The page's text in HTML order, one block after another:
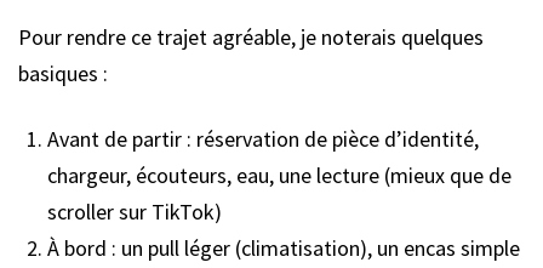
Pour rendre ce trajet agréable, je noterais quelques
basiques :
Avant de partir : réservation de pièce d’identité,
chargeur, écouteurs, eau, une lecture (mieux que de
scroller sur TikTok)
À bord : un pull léger (climatisation), un encas simple